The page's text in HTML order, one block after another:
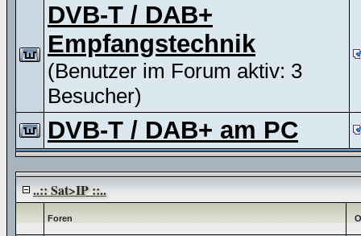
DVB-T / DAB+
Empfangstechnik
(Benutzer im Forum aktiv: 3
Besucher)
DVB-T / DAB+ am PC
..:: Sat>IP ::..
Foren